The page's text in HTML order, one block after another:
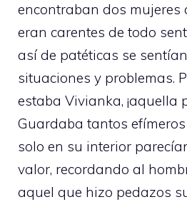
encontraban dos mujeres
eran carentes de todo
así de patéticas se
situaciones y problemas.
estaba Vivianka, ¡aquella
Guardaba tantos
solo en su interior
valor, recordando al
aquel que hizo pedazos